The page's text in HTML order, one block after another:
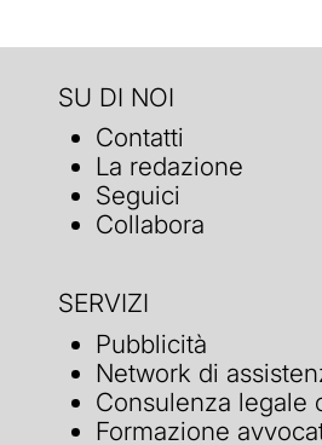
SU DI NOI
Contatti
La redazione
Seguici
Collabora
SERVIZI
Pubblicità
Network di
Consulenza legale
Formazione